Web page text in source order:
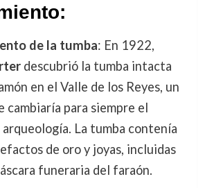
de la tumba: En 1922,
descubrió la tumba intacta
en el Valle de los Reyes, un
cambiaría para siempre el
arqueología. La tumba contenía
de oro y joyas, incluidas
funeraria del faraón.